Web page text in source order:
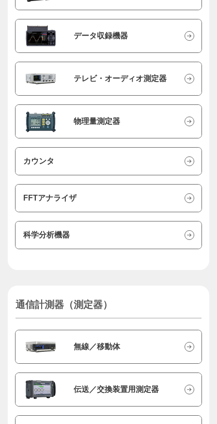
データ収録機器
テレビ・オーディオ測定器
物理量測定器
カウンタ
FFTアナライザ
科学分析機器
通信計測器（測定器）
無線／移動体
伝送／交換装置用測定器